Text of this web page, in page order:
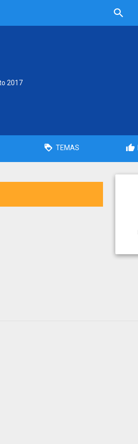
2017
TEMAS